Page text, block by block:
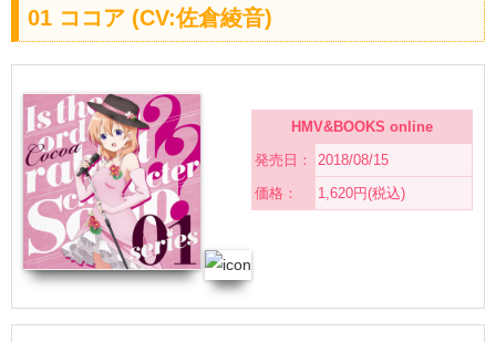
01 ココア (CV:佐倉綾音)
HMV&BOOKS online
発売日：
2018/08/15
価格：
1,620円(税込)